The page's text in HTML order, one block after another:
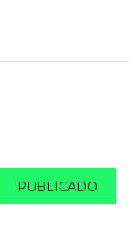
PUBLICADO